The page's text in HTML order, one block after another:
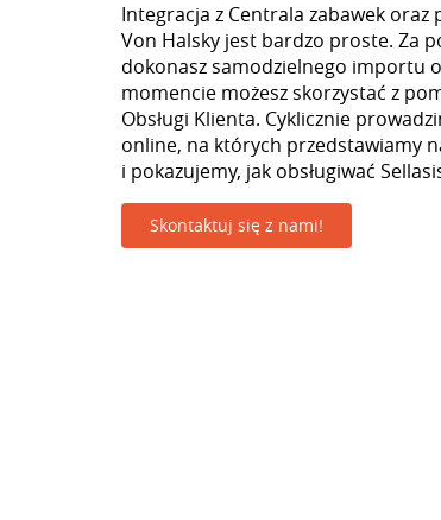
Integracja z Centrala zabawek oraz
Von Halsky jest bardzo proste. Za
dokonasz samodzielnego importu
momencie możesz skorzystać z
Obsługi Klienta. Cyklicznie
online, na których przedstawiamy
i pokazujemy, jak obsługiwać
Skontaktuj się z nami!